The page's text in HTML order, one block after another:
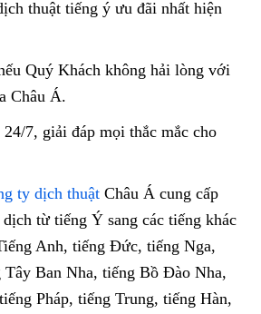
thuật tiếng ý ưu đãi nhất hiện
Quý Khách không hải lòng với
Châu Á.
7, giải đáp mọi thắc mắc cho
ty dịch thuật Châu Á cung cấp
từ tiếng Ý sang các tiếng khác
Anh, tiếng Đức, tiếng Nga,
Ban Nha, tiếng Bồ Đào Nha,
Pháp, tiếng Trung, tiếng Hàn,